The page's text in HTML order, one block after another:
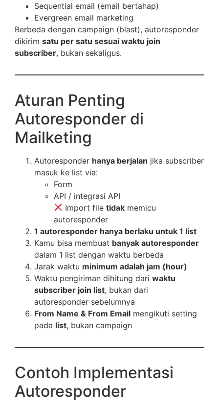
Sequential email (email bertahap)
Evergreen email marketing
Berbeda dengan campaign (blast), autoresponder
dikirim satu per satu sesuai waktu join
subscriber, bukan sekaligus.
Aturan Penting
Autoresponder di
Mailketing
Autoresponder hanya berjalan jika subscriber
masuk ke list via:
Form
API / integrasi API
Import filetidak memicu
autoresponder
1 autoresponder hanya berlaku untuk 1 list
Kamu bisa membuat banyak autoresponder
dalam 1 list dengan waktu berbeda
Jarak waktu minimum adalah jam (hour)
Waktu pengiriman dihitung dari waktu
subscriber join list, bukan dari
autoresponder sebelumnya
From Name & From Email mengikuti setting
pada list, bukan campaign
Contoh Implementasi
Autoresponder